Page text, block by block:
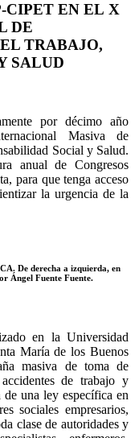
CIPET EN EL X
DE
TRABAJO,
SALUD
por décimo año
Masiva de
Social y Salud.
anual de Congresos
para que tenga acceso
la urgencia de la
De derecha a izquierda, en
Ángel Fuente Fuente.
en la Universidad
María de los Buenos
masiva de toma de
de trabajo y
de una ley específica en
sociales empresarios,
clase de autoridades y